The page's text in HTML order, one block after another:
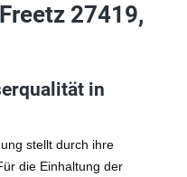
27419,
in
stellt durch ihre
die Einhaltung der